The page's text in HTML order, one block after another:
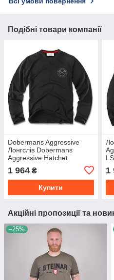
Подібні товари компанії
Dobermans Aggressive
Лонгслів Dobermans
Aggressive Hatchet
1 964 ₴
Купити
1
Акційні пропозиції та
–25%